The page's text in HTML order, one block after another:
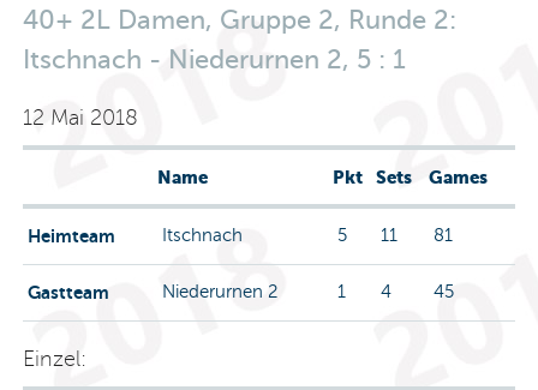
40+ 2L Damen, Gruppe 2, Runde 2:
Itschnach - Niederurnen 2, 5 : 1
12 Mai 2018
Name Pkt Sets Games
Heimteam Itschnach 5 11 81
Gastteam Niederurnen 2 1 4 45
Einzel: